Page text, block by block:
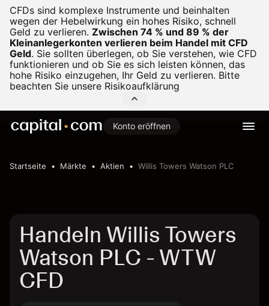
CFDs sind komplexe Instrumente und beinhalten
wegen der Hebelwirkung ein hohes Risiko, schnell
Geld zu verlieren. Zwischen 74 % und 89 % der
Kleinanlegerkonten verlieren beim Handel mit CFD
Geld. Sie sollten überlegen, ob Sie verstehen, wie CFD
funktionieren und ob Sie es sich leisten können, das
hohe Risiko einzugehen, Ihr Geld zu verlieren. Bitte
beachten Sie unsere Risikoaufklärung
Konto eröffnen
Startseite Märkte Aktien Willis Towers Watson PLC
Handeln Willis Towers
Watson PLC - WTW
CFD